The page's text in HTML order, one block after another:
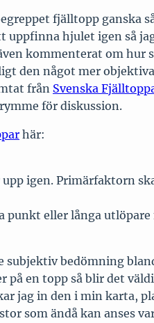
fjälltopp ganska
uppfinna hjulet igen så
kommenterat om hur
den något mer
från Svenska
för diskussion.
här:
igen. Primärfaktorn
punkt eller långa
subjektiv bedömning
en topp så blir det
jag in den i min karta,
som ändå kan anses